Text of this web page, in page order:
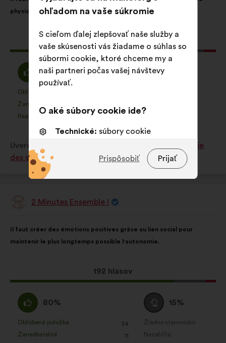
návrhu:
physique et psychologique.
Tento
bol
176 hlasov
rozdelením:
Súhlasím
:
75%
kvalifikovaný:
Obľúbená položka
:krát
Zanedbateľné
:krát
Realistické
:krát
Neutrálny
návrh
kvalifikovaný:
:krát
Uverejnené na
Comment améliorer la qualité de vie
des seniors dans notre société ?
Návrh: 2 Minutes Ensemble !
návrhu:
Il faut créer des émotions positives grâce au lien social pour
maintenir le plus longtemps possible l'autonomie.
Tento
návrh
192 hlasov
rozdelením:
Súhlasím
:
80%
Obľúbená položka
: 34
krát
Zanedbateľné
: 11
krát
Neutrálny
hlas
:
15%
Žiadne stanovisko
:krát
Nezahŕňa
:krát
ohľadom na vaše súkromie
S cieľom ďalej zlepšovať naše služby a
vaše skúsenosti vás žiadame o súhlas so
súbormi cookie, ktoré chceme my a
naši partneri počas vašej návštevy
používať.
O aké súbory cookie ide?
Technické: súbory cookie
návšteve webu
obohatenie analýzy vašich
občianskych konzultácií súhrnným
Sociálne siete: súbory cookie,
ktoré nám pomáhajú optimalizovať
náš dopad prostredníctvom
sociálnych sieti
Prijať
Prispôsobiť